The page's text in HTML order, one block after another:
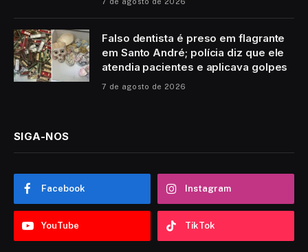
Falso dentista é preso em flagrante
em Santo André; polícia diz que ele
atendia pacientes e aplicava golpes
7 de agosto de 2026
SIGA-NOS
Facebook Instagram
YouTube TikTok